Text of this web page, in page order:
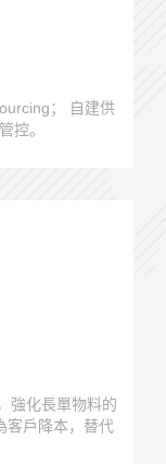
； 自建供
控。
強化長單物料的
客戶降本，替代